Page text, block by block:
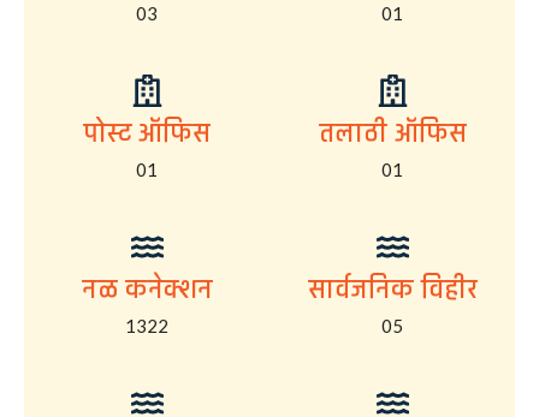
03 01
पोस्ट ऑफिस
01
तलाठी ऑफिस
01
नळ कनेक्शन
1322
सार्वजनिक विहीर
05